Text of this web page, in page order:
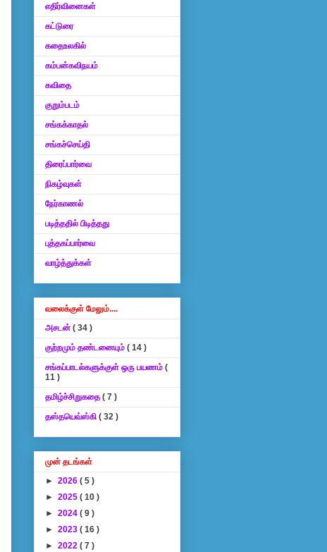
எதிர்வினைகள்
கட்டுரை
கதைஉலகில்
கம்பன்கவிநயம்
கவிதை
குறும்படம்
சங்கக்காதல்
சங்கச்செய்தி
திரைப்பார்வை
நிகழ்வுகள்
நேர்காணல்
படித்ததில் பிடித்தது
புத்தகப்பார்வை
வாழ்த்துக்கள்
வலைக்குள் மேலும்....
அசடன் ( 34 )
குற்றமும் தண்டனையும் ( 14 )
சங்கப்பாடல்களுக்குள் ஒரு பயணம் (
11 )
தமிழ்ச்சிறுகதை( 7 )
தஸ்தயெவ்ஸ்கி ( 32 )
முன் தடங்கள்
► 2026 ( 5 )
► 2025 ( 10 )
► 2024 ( 9 )
► 2023 ( 16 )
► 2022 ( 7 )